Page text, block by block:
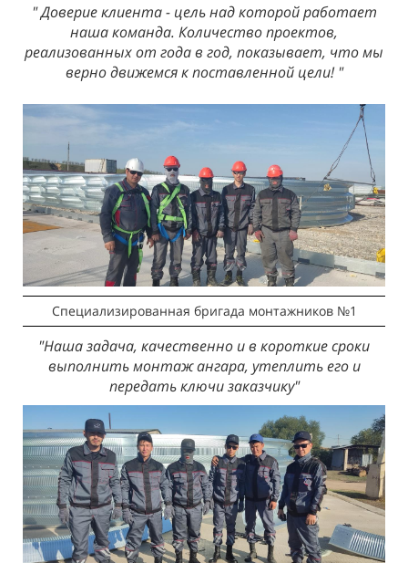
" Доверие клиента - цель над которой работает
наша команда. Количество проектов,
реализованных от года в год, показывает, что мы
верно движемся к поставленной цели! "
Специализированная бригада монтажников №1
"Наша задача, качественно и в короткие сроки
выполнить монтаж ангара, утеплить его и
передать ключи заказчику"